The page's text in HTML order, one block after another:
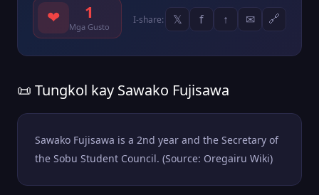
❤ 1
Mga Gusto
I-share: 𝕏 f ↑ ✉ 🔗
📜 Tungkol kay Sawako Fujisawa
Sawako Fujisawa is a 2nd year and the Secretary of
the Sobu Student Council. (Source: Oregairu Wiki)